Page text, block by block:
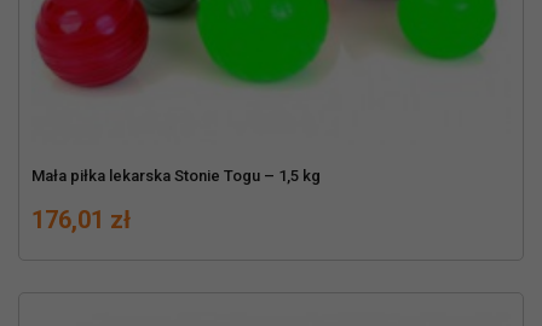
Mała piłka lekarska Stonie Togu – 1,5 kg
Cena
176,01 zł